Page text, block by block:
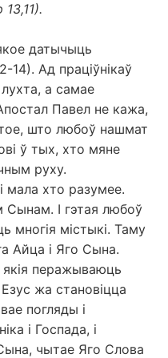
датычыць
Ад праціўнікаў
а самае
Павел не кажа,
што любоў нашмат
ў тых, хто мяне
руху.
мала хто разумее.
І гэтая любоў
многія містыкі. Таму
Айца і Яго Сына.
перажываюць
жа становіцца
погляды і
і Госпада, і
чытае Яго Слова